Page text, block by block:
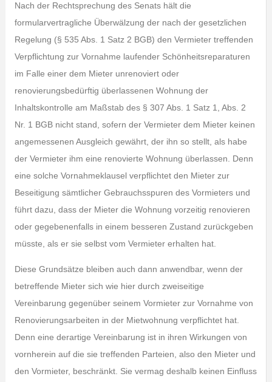
Nach der Rechtsprechung des Senats hält die
formularvertragliche Überwälzung der nach der gesetzlichen
Regelung (§ 535 Abs. 1 Satz 2 BGB) den Vermieter treffenden
Verpflichtung zur Vornahme laufender Schönheitsreparaturen
im Falle einer dem Mieter unrenoviert oder
renovierungsbedürftig überlassenen Wohnung der
Inhaltskontrolle am Maßstab des § 307 Abs. 1 Satz 1, Abs. 2
Nr. 1 BGB nicht stand, sofern der Vermieter dem Mieter keinen
angemessenen Ausgleich gewährt, der ihn so stellt, als habe
der Vermieter ihm eine renovierte Wohnung überlassen. Denn
eine solche Vornahmeklausel verpflichtet den Mieter zur
Beseitigung sämtlicher Gebrauchsspuren des Vormieters und
führt dazu, dass der Mieter die Wohnung vorzeitig renovieren
oder gegebenenfalls in einem besseren Zustand zurückgeben
müsste, als er sie selbst vom Vermieter erhalten hat.
Diese Grundsätze bleiben auch dann anwendbar, wenn der
betreffende Mieter sich wie hier durch zweiseitige
Vereinbarung gegenüber seinem Vormieter zur Vornahme von
Renovierungsarbeiten in der Mietwohnung verpflichtet hat.
Denn eine derartige Vereinbarung ist in ihren Wirkungen von
vornherein auf die sie treffenden Parteien, also den Mieter und
den Vormieter, beschränkt. Sie vermag deshalb keinen Einfluss